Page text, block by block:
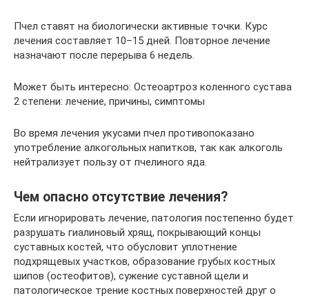
Пчел ставят на биологически активные точки. Курс
лечения составляет 10–15 дней. Повторное лечение
назначают после перерыва 6 недель.
Может быть интересно: Остеоартроз коленного сустава
2 степени: лечение, причины, симптомы
Во время лечения укусами пчел противопоказано
употребление алкогольных напитков, так как алкоголь
нейтрализует пользу от пчелиного яда.
Чем опасно отсутствие лечения?
Если игнорировать лечение, патология постепенно будет
разрушать гиалиновый хрящ, покрывающий концы
суставных костей, что обусловит уплотнение
подхрящевых участков, образование грубых костных
шипов (остеофитов), сужение суставной щели и
патологическое трение костных поверхностей друг о